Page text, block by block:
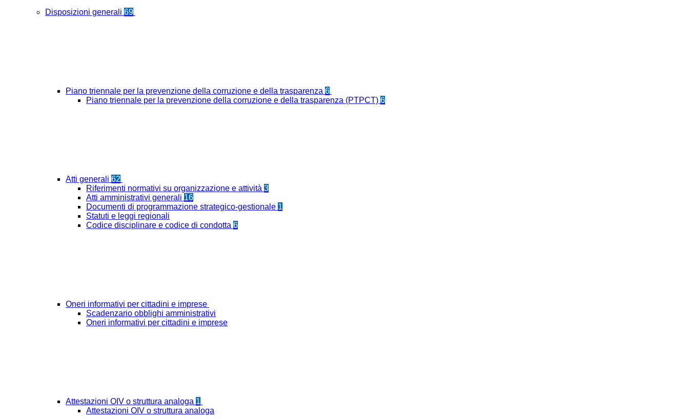
Disposizioni generali 69
Piano triennale per la prevenzione della corruzione e della trasparenza 6
Piano triennale per la prevenzione della corruzione e della trasparenza (PTPCT) 6
Atti generali 62
Riferimenti normativi su organizzazione e attività 3
Atti amministrativi generali 16
Documenti di programmazione strategico-gestionale 1
Statuti e leggi regionali
Codice disciplinare e codice di condotta 6
Oneri informativi per cittadini e imprese
Scadenzario obblighi amministrativi
Oneri informativi per cittadini e imprese
Attestazioni OIV o struttura analoga 1
Attestazioni OIV o struttura analoga